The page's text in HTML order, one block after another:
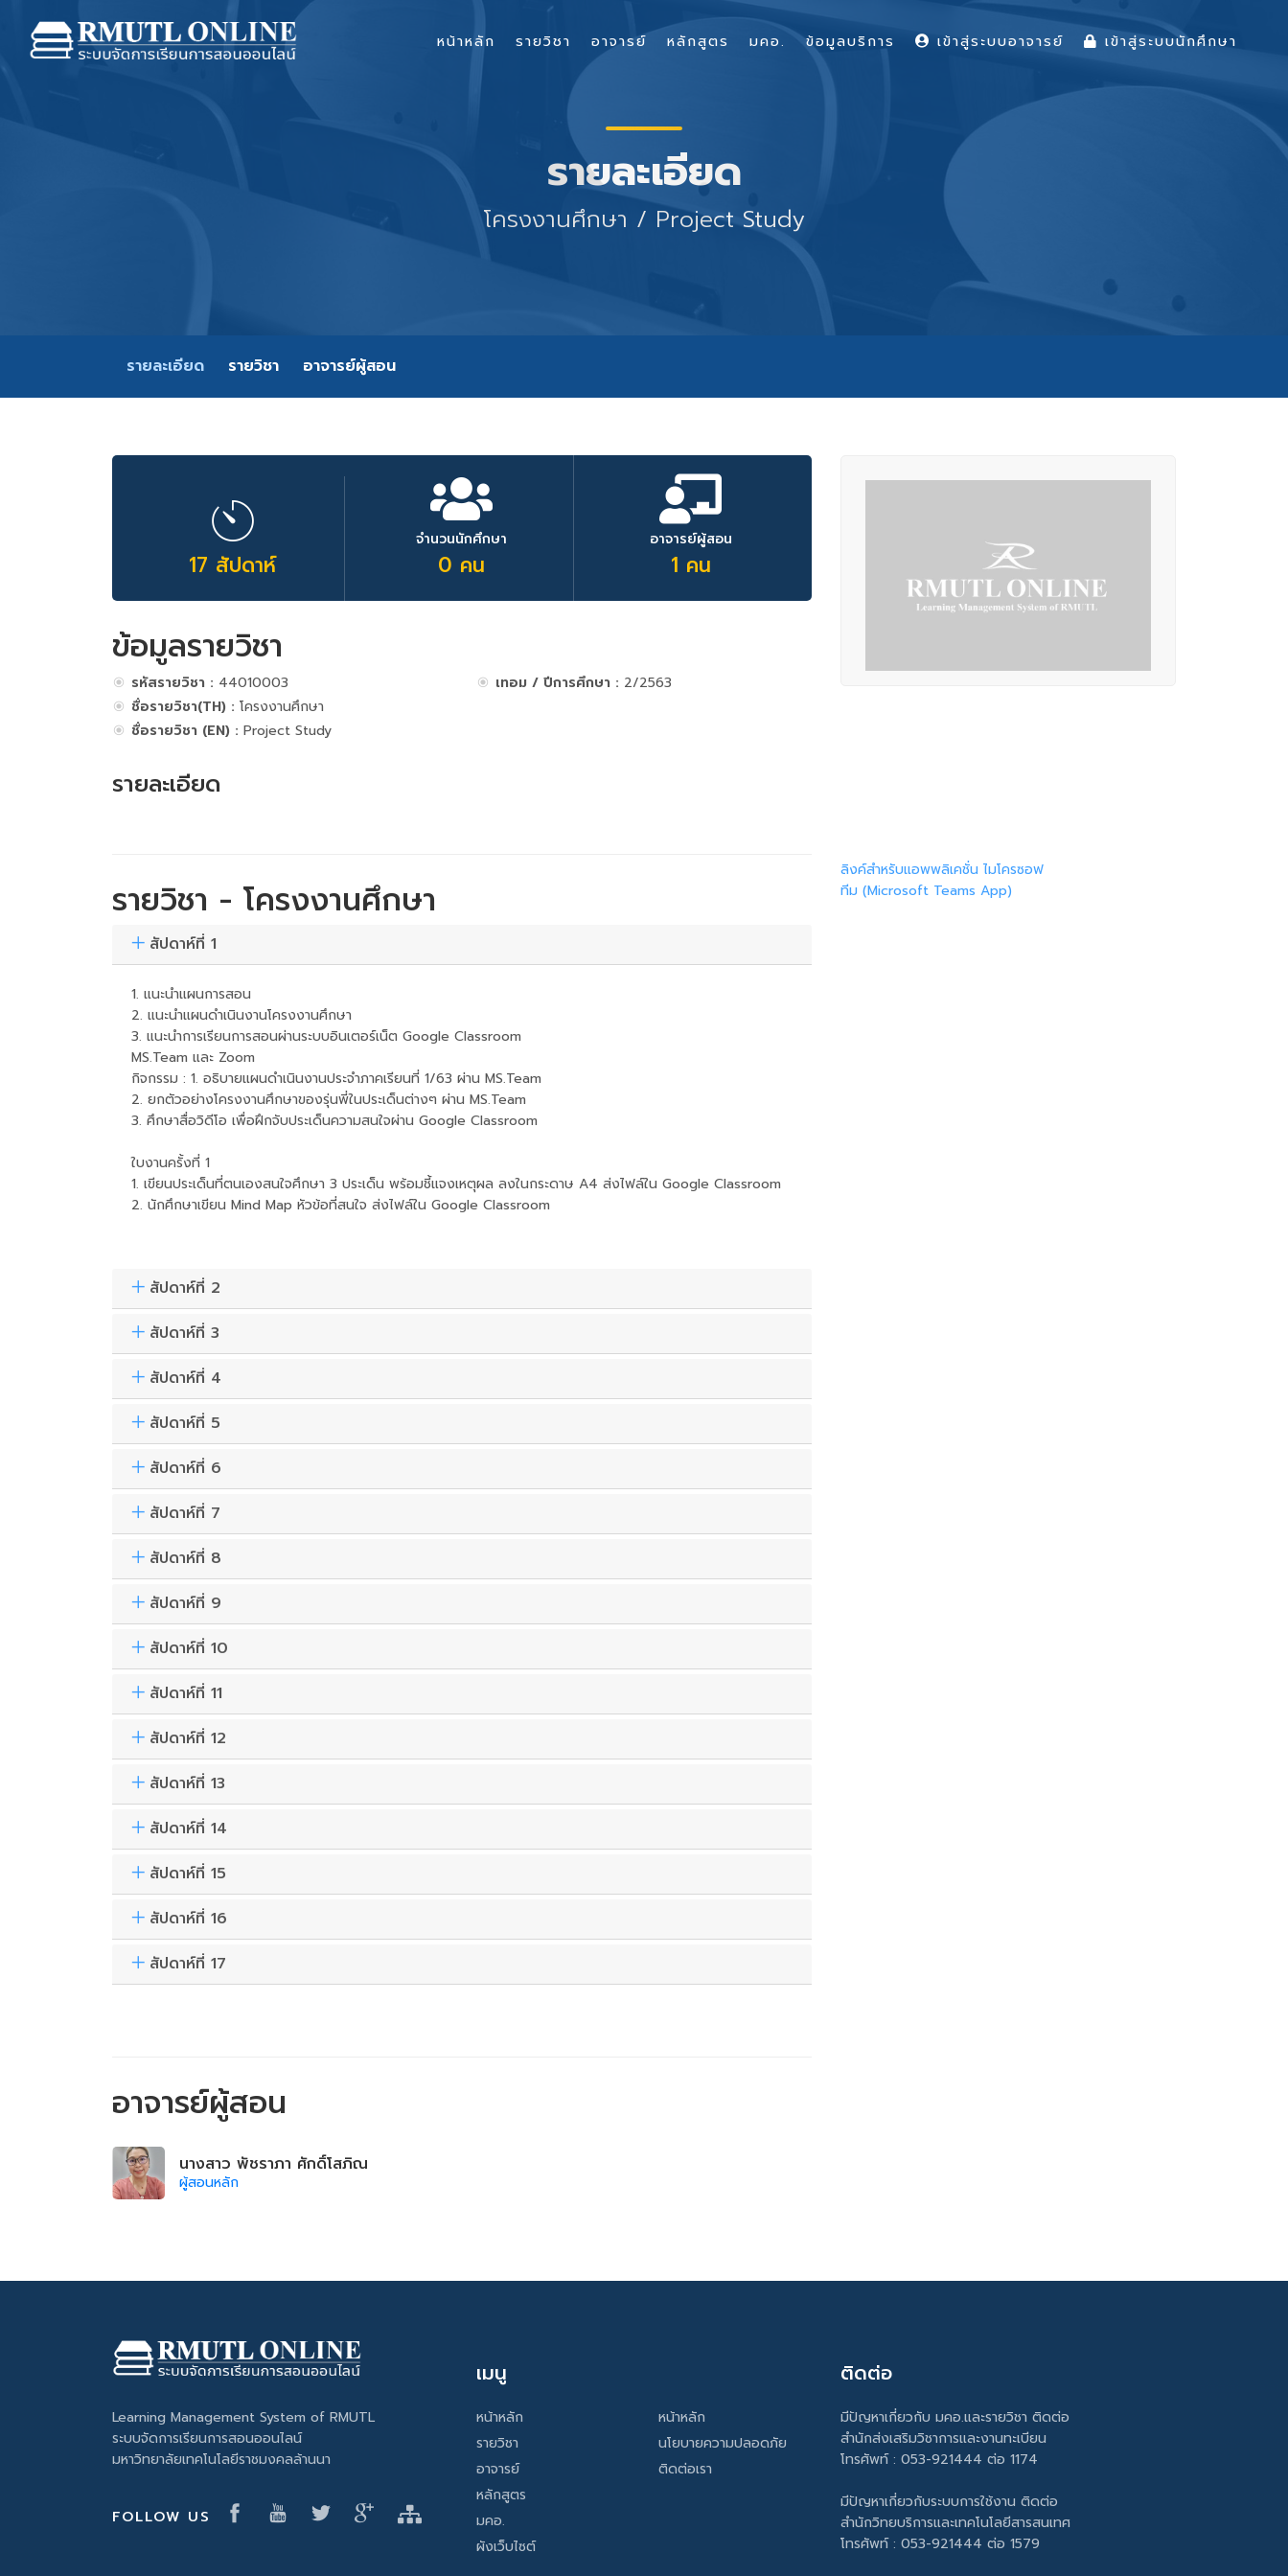
รายละเอียด
โครงงานศึกษา / Project Study
รายละเอียด รายวิชา อาจารย์ผู้สอน
17 สัปดาห์
จำนวนนักศึกษา
0 คน
อาจารย์ผู้สอน
1 คน
ข้อมูลรายวิชา
รหัสรายวิชา : 44010003
ชื่อรายวิชา(TH) : โครงงานศึกษา
ชื่อรายวิชา (EN) : Project Study
เทอม / ปีการศึกษา : 2/2563
รายละเอียด
รายวิชา - โครงงานศึกษา
สัปดาห์ที่ 1
1. แนะนำแผนการสอน
2. แนะนำแผนดำเนินงานโครงงานศึกษา
3. แนะนำการเรียนการสอนผ่านระบบอินเตอร์เน็ต Google Classroom
MS.Team และ Zoom
กิจกรรม : 1. อธิบายแผนดำเนินงานประจำภาคเรียนที่ 1/63 ผ่าน MS.Team
2. ยกตัวอย่างโครงงานศึกษาของรุ่นพี่ในประเด็นต่างๆ ผ่าน MS.Team
3. ศึกษาสื่อวิดีโอ เพื่อฝึกจับประเด็นความสนใจผ่าน Google Classroom
ใบงานครั้งที่ 1
1. เขียนประเด็นที่ตนเองสนใจศึกษา 3 ประเด็น พร้อมชี้แจงเหตุผล ลงในกระดาษ A4 ส่งไฟล์ใน Google Classroom
2. นักศึกษาเขียน Mind Map หัวข้อที่สนใจ ส่งไฟล์ใน Google Classroom
สัปดาห์ที่ 2
สัปดาห์ที่ 3
สัปดาห์ที่ 4
สัปดาห์ที่ 5
สัปดาห์ที่ 6
สัปดาห์ที่ 7
สัปดาห์ที่ 8
สัปดาห์ที่ 9
สัปดาห์ที่ 10
สัปดาห์ที่ 11
สัปดาห์ที่ 12
สัปดาห์ที่ 13
สัปดาห์ที่ 14
สัปดาห์ที่ 15
สัปดาห์ที่ 16
สัปดาห์ที่ 17
อาจารย์ผู้สอน
นางสาว พัชราภา ศักดิ์โสภิณ
ผู้สอนหลัก
ลิงค์สำหรับแอพพลิเคชั่น ไมโครซอฟ
ทีม (Microsoft Teams App)
Learning Management System of RMUTL
ระบบจัดการเรียนการสอนออนไลน์
มหาวิทยาลัยเทคโนโลยีราชมงคลล้านนา
FOLLOW US
เมนู
หน้าหลัก
รายวิชา
อาจารย์
หลักสูตร
มคอ.
ผังเว็บไซต์
หน้าหลัก
นโยบายความปลอดภัย
ติดต่อเรา
ติดต่อ
มีปัญหาเกี่ยวกับ มคอ.และรายวิชา ติดต่อ
สำนักส่งเสริมวิชาการและงานทะเบียน
โทรศัพท์ : 053-921444 ต่อ 1174
มีปัญหาเกี่ยวกับระบบการใช้งาน ติดต่อ
สำนักวิทยบริการและเทคโนโลยีสารสนเทศ
โทรศัพท์ : 053-921444 ต่อ 1579
หน้าหลัก รายวิชา อาจารย์ หลักสูตร มคอ. ข้อมูลบริการ เข้าสู่ระบบอาจารย์ เข้าสู่ระบบนักศึกษา